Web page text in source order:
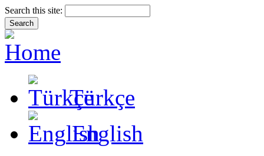
Search this site:
Türkçe
English